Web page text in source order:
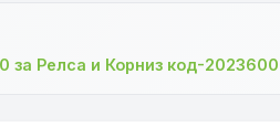
за Релса и Корниз код-